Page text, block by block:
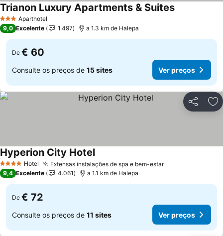
3 EstrelasAparthotel
Trianon Luxury Apartments & SuitesVer preços
9,0 Excelente 1.497 a 1.3 km de Halepa
De € 60
Consulte os preços de 15 sites Ver preços
Partilhar
4 EstrelasHotel Extensas instalações de spa e bem-estarVer preços
Hyperion City HotelVer preços
9,4 Excelente 4.061 a 1.1 km de Halepa
De € 72
Consulte os preços de 11 sites Ver preços